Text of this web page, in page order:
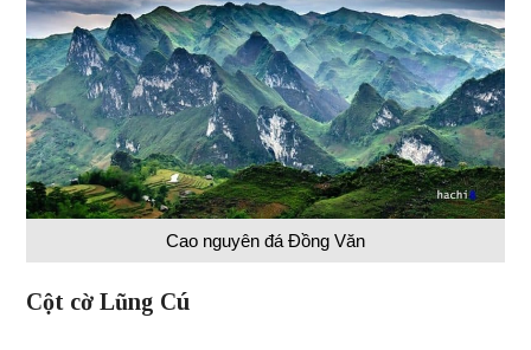
Cao nguyên đá Đồng Văn
Cột cờ Lũng Cú